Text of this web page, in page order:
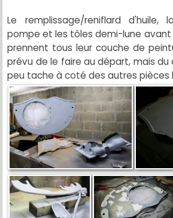
Le remplissage/reniflard d'huile,
pompe et les tôles demi-lune
prennent tous leur couche de
prévu de le faire au départ, mais du
peu tache à coté des autres pièces